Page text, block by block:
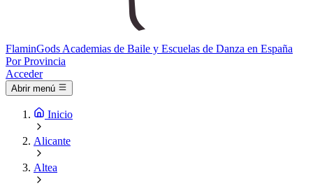
FlaminGods Academias de Baile y Escuelas de Danza en España
Por Provincia
Acceder
Abrir menú
Inicio
Alicante
Altea